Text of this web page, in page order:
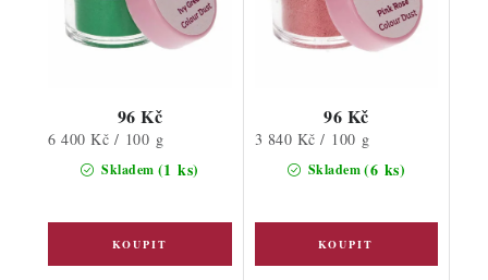
Skladem (1 ks)
96 Kč
Měrná
6 400 Kč / 100 g
Skladem(6 ks)
96 Kč
Měrná
3 840 Kč / 100 g